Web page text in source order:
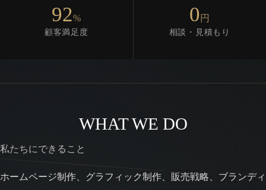
92%
顧客満足度
0 円
相談・見積もり
WHAT WE DO
私たちにできること
ホームページ制作、グラフィック制作、販売戦略、ブランディ